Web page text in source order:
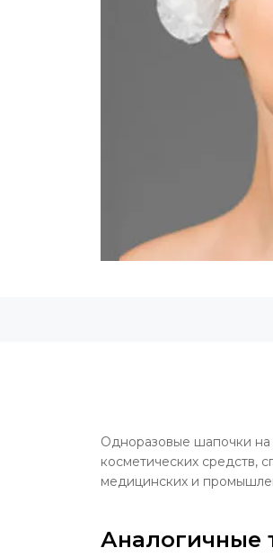
Одноразовые шапочки
косметических средств,
медицинских и
Аналогичные